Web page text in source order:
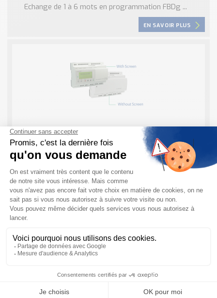
Echange de 1 à 6 mots en programmation FBDg ...
EN SAVOIR PLUS
Contrôleur logique Millénium Evo Crouzet
Petit Automate Programmable simple
(Programmation avec des Blocs Fonctions). Cet
Automate Programmable est ouvert vers le
WEB/Réseau Ethernet.
EN SAVOIR PLUS